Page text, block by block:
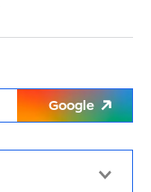
Google